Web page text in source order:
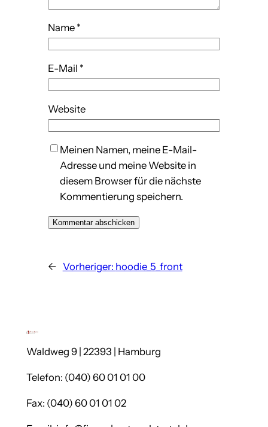
Name *
E-Mail *
Website
Meinen Namen, meine E-Mail-
Adresse und meine Website in
diesem Browser für die nächste
Kommentierung speichern.
← Vorheriger: hoodie_5_front
Waldweg 9 | 22393 | Hamburg
Telefon: (040) 60 01 01 00
Fax: (040) 60 01 01 02